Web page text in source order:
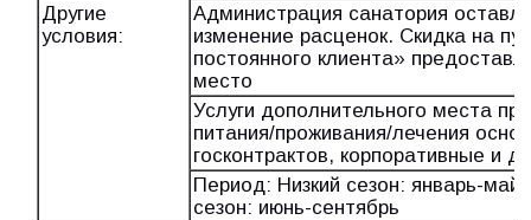
Другие
условия:
Администрация санатория
изменение расценок. Скидка на
постоянного клиента»
место
Услуги дополнительного места
питания/проживания/лечения
госконтрактов, корпоративные и
Период: Низкий сезон: январь-
сезон: июнь-сентябрь